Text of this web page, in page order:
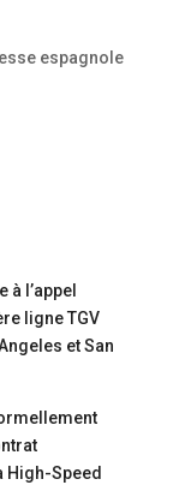
espagnole
l’appel
ligne TGV
et San
High-Speed